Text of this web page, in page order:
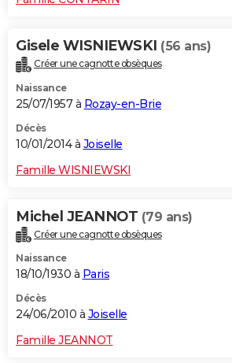
Gisele WISNIEWSKI (56 ans)
Créer une cagnotte obsèques
Naissance
25/07/1957 à Rozay-en-Brie
Décès
10/01/2014 à Joiselle
Famille WISNIEWSKI
Michel JEANNOT (79 ans)
Créer une cagnotte obsèques
Naissance
18/10/1930 à Paris
Décès
24/06/2010 à Joiselle
Famille JEANNOT